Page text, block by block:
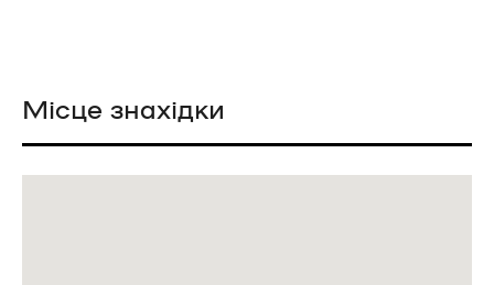
Місце знахідки